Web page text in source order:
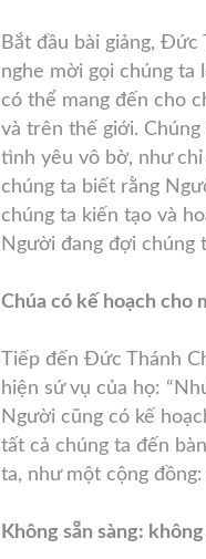
Bắt đầu bài giảng,
nghe mời gọi chúng ta
có thể mang đến cho
và trên thế giới.
tình yêu vô bờ, như
chúng ta biết rằng
chúng ta kiến tạo và
Người đang đợi chúng
Chúa có kế hoạch cho
Tiếp đến Đức Thánh
hiện sứ vụ của họ:
Người cũng có kế
tất cả chúng ta đến
ta, như một cộng
Không sẵn sàng: